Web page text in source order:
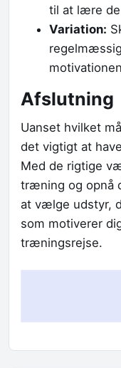
til at lære
Variation:
Afslutning
Uanset hvilket
det vigtigt at
Med de rigtige
træning og opnå
at vælge udstyr,
som motiverer
træningsrejse.